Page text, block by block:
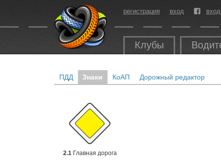
регистрация вход
Клубы
ПДД Знаки КоАП Дорожный редактор
2.1Главная дорога